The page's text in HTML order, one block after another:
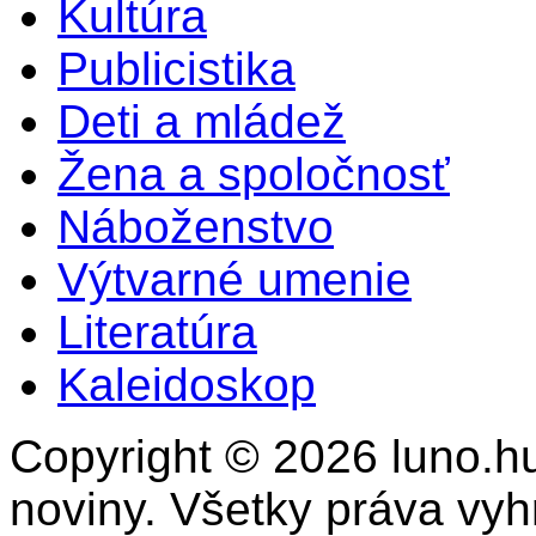
Kultúra
Publicistika
Deti a mládež
Žena a spoločnosť
Náboženstvo
Výtvarné umenie
Literatúra
Kaleidoskop
Copyright © 2026
noviny. Všetky práva